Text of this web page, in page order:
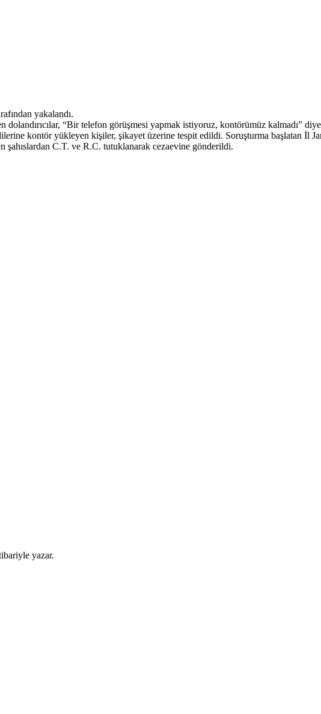
yakalandı.
dolandırıcılar, “Bir telefon görüşmesi yapmak istiyoruz, kontörümüz kalmadı”
kontör yükleyen kişiler, şikayet üzerine tespit edildi. Soruşturma başlatan İl
şahıslardan C.T. ve R.C. tutuklanarak cezaevine gönderildi.
yazar.